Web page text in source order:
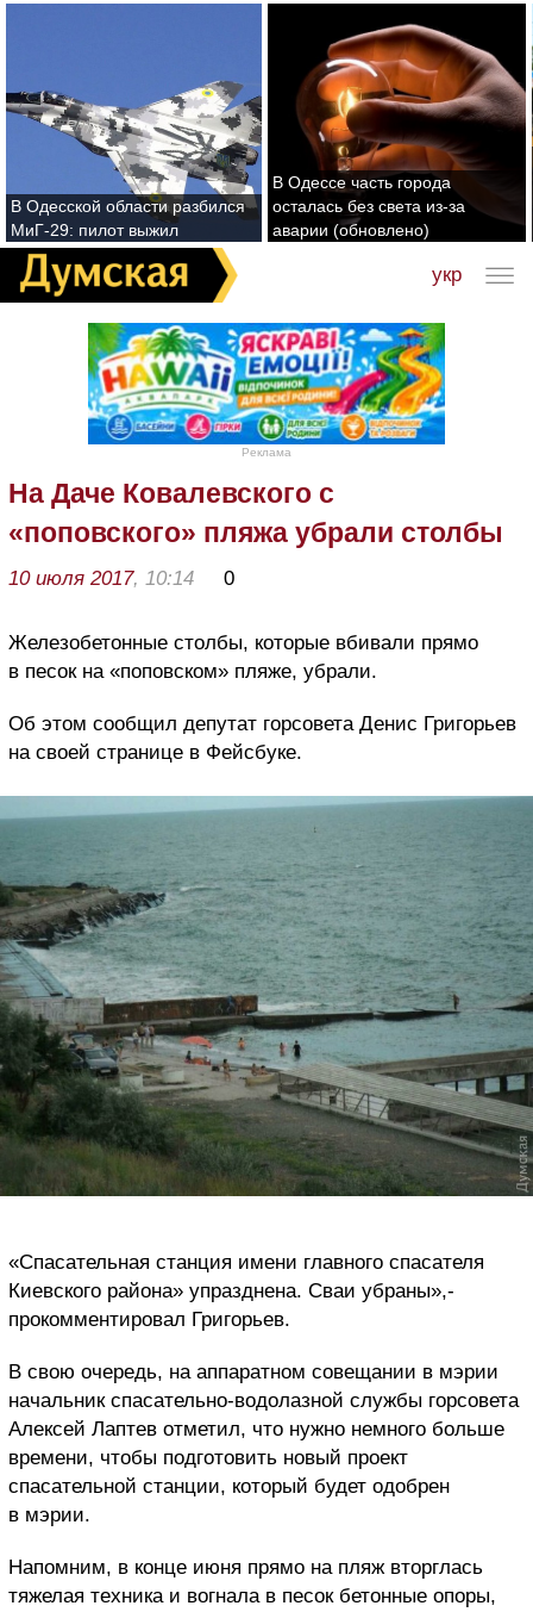
В Одесской области разбился
МиГ-29: пилот выжил
В Одессе часть города
осталась без света из-за
аварии (обновлено)
укр
Реклама
На Даче Ковалевского с
«поповского» пляжа убрали столбы
10 июля 2017, 10:14 0
Железобетонные столбы, которые вбивали прямо
в песок на «поповском» пляже, убрали.
Об этом сообщил депутат горсовета Денис Григорьев
на своей странице в Фейсбуке.
«Спасательная станция имени главного спасателя
Киевского района» упразднена. Сваи убраны»,-
прокомментировал Григорьев.
В свою очередь, на аппаратном совещании в мэрии
начальник спасательно-водолазной службы горсовета
Алексей Лаптев отметил, что нужно немного больше
времени, чтобы подготовить новый проект
спасательной станции, который будет одобрен
в мэрии.
Напомним, в конце июня прямо на пляж вторглась
тяжелая техника и вогнала в песок бетонные опоры,